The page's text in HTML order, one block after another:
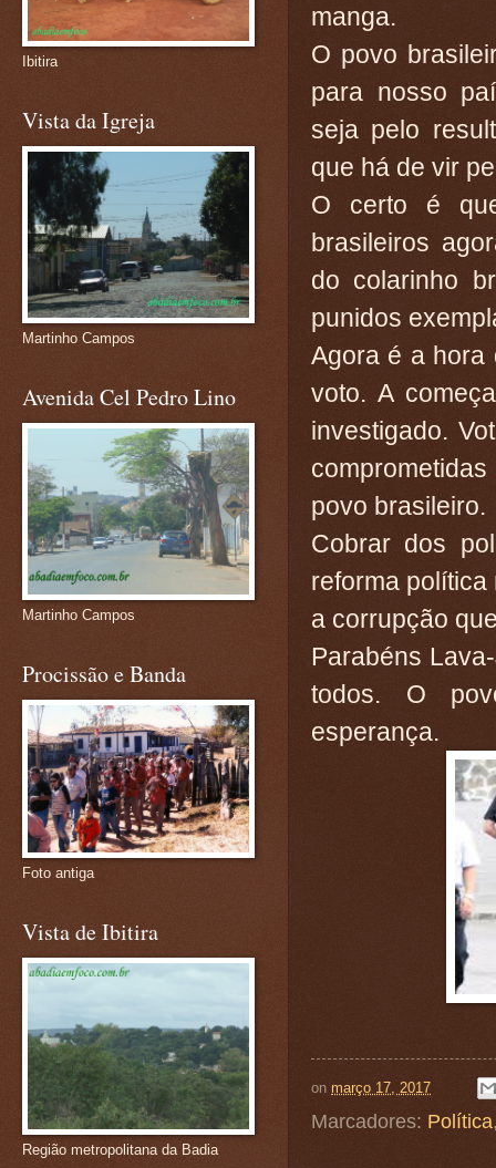
manga.
O povo
para nosso
seja pelo
que há de vir
O certo é
brasileiros
do colarinho
punidos
Agora é a hora
voto. A
investigado.
povo brasileiro.
Cobrar dos
reforma
a corrupção
Parabéns
todos. O
esperança.
on março 17, 2017
Marcadores: Política
Ibitira
Vista da Igreja
Martinho Campos
Avenida Cel Pedro Lino
Martinho Campos
Procissão e Banda
Foto antiga
Vista de Ibitira
Região metropolitana da Badia